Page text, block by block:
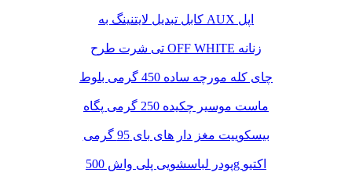
کابل تبدیل لایتنینگ به AUX اپل
تی شرت طرح OFF WHITE زنانه
چای کله مورچه ساده 450 گرمی بلوط
ماست موسیر چکیده 250 گرمی پگاه
بیسکوییت مغز دار های بای 95 گرمی
پودر لباسشویی پلی واش 500g اکتیو